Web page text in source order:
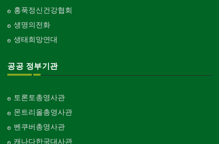
홍푹정신건강협회
생명의전화
생태희망연대
공공 정부기관
토론토총영사관
몬트리올총영사관
벤쿠버총영사관
캐나다한국대사관